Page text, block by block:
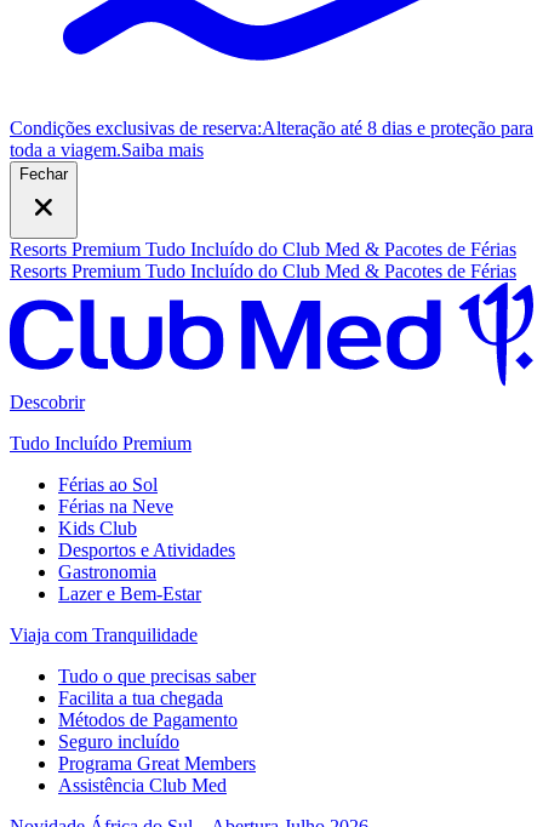
Condições exclusivas de reserva:Alteração até 8 dias e proteção para
toda a viagem.Saiba mais
Fechar
Resorts Premium Tudo Incluído do Club Med & Pacotes de Férias
Resorts Premium Tudo Incluído do Club Med & Pacotes de Férias
Descobrir
Tudo Incluído Premium
Férias ao Sol
Férias na Neve
Kids Club
Desportos e Atividades
Gastronomia
Lazer e Bem-Estar
Viaja com Tranquilidade
Tudo o que precisas saber
Facilita a tua chegada
Métodos de Pagamento
Seguro incluído
Programa Great Members
Assistência Club Med